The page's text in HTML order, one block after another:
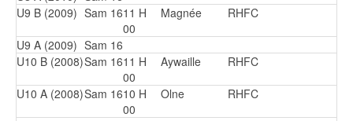
U9 B (2009) Sam 1611 H
00
Magnée RHFC
U9 A (2009) Sam 16
U10 B (2008)Sam 1611 H
00
Aywaille RHFC
U10 A (2008)Sam 1610 H
00
Olne RHFC